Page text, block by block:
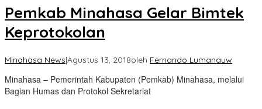
Pemkab Minahasa Gelar Bimtek
Keprotokolan
Minahasa News|Agustus 13, 2018oleh Fernando Lumanauw
Minahasa – Pemerintah Kabupaten (Pemkab) Minahasa, melalui
Bagian Humas dan Protokol Sekretariat